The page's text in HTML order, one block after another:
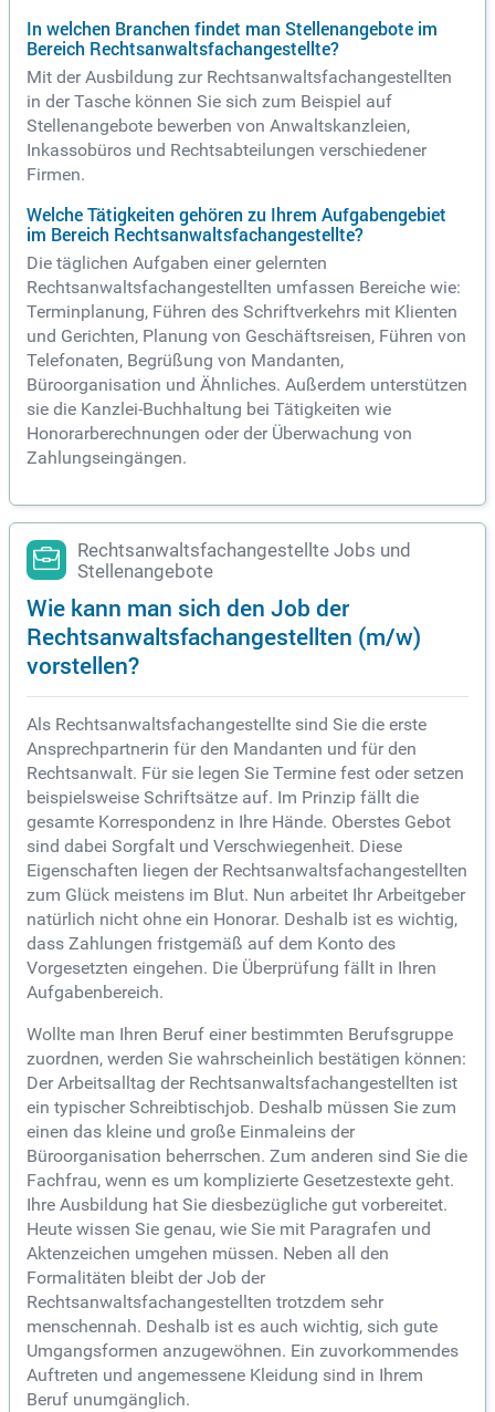
In welchen Branchen findet man Stellenangebote im
Bereich Rechtsanwaltsfachangestellte?
Mit der Ausbildung zur Rechtsanwaltsfachangestellten
in der Tasche können Sie sich zum Beispiel auf
Stellenangebote bewerben von Anwaltskanzleien,
Inkassobüros und Rechtsabteilungen verschiedener
Firmen.
Welche Tätigkeiten gehören zu Ihrem Aufgabengebiet
im Bereich Rechtsanwaltsfachangestellte?
Die täglichen Aufgaben einer gelernten
Rechtsanwaltsfachangestellten umfassen Bereiche wie:
Terminplanung, Führen des Schriftverkehrs mit Klienten
und Gerichten, Planung von Geschäftsreisen, Führen von
Telefonaten, Begrüßung von Mandanten,
Büroorganisation und Ähnliches. Außerdem unterstützen
sie die Kanzlei-Buchhaltung bei Tätigkeiten wie
Honorarberechnungen oder der Überwachung von
Zahlungseingängen.
Rechtsanwaltsfachangestellte Jobs und
Stellenangebote
Wie kann man sich den Job der
Rechtsanwaltsfachangestellten (m/w)
vorstellen?
Als Rechtsanwaltsfachangestellte sind Sie die erste
Ansprechpartnerin für den Mandanten und für den
Rechtsanwalt. Für sie legen Sie Termine fest oder setzen
beispielsweise Schriftsätze auf. Im Prinzip fällt die
gesamte Korrespondenz in Ihre Hände. Oberstes Gebot
sind dabei Sorgfalt und Verschwiegenheit. Diese
Eigenschaften liegen der Rechtsanwaltsfachangestellten
zum Glück meistens im Blut. Nun arbeitet Ihr Arbeitgeber
natürlich nicht ohne ein Honorar. Deshalb ist es wichtig,
dass Zahlungen fristgemäß auf dem Konto des
Vorgesetzten eingehen. Die Überprüfung fällt in Ihren
Aufgabenbereich.
Wollte man Ihren Beruf einer bestimmten Berufsgruppe
zuordnen, werden Sie wahrscheinlich bestätigen können:
Der Arbeitsalltag der Rechtsanwaltsfachangestellten ist
ein typischer Schreibtischjob. Deshalb müssen Sie zum
einen das kleine und große Einmaleins der
Büroorganisation beherrschen. Zum anderen sind Sie die
Fachfrau, wenn es um komplizierte Gesetzestexte geht.
Ihre Ausbildung hat Sie diesbezügliche gut vorbereitet.
Heute wissen Sie genau, wie Sie mit Paragrafen und
Aktenzeichen umgehen müssen. Neben all den
Formalitäten bleibt der Job der
Rechtsanwaltsfachangestellten trotzdem sehr
menschennah. Deshalb ist es auch wichtig, sich gute
Umgangsformen anzugewöhnen. Ein zuvorkommendes
Auftreten und angemessene Kleidung sind in Ihrem
Beruf unumgänglich.